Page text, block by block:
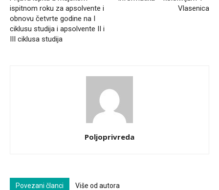
ispitnom roku za apsolvente i
obnovu četvrte godine na I
ciklusu studija i apsolvente II i
III ciklusa studija
Vlasenica
Poljoprivreda
Povezani članci Više od autora